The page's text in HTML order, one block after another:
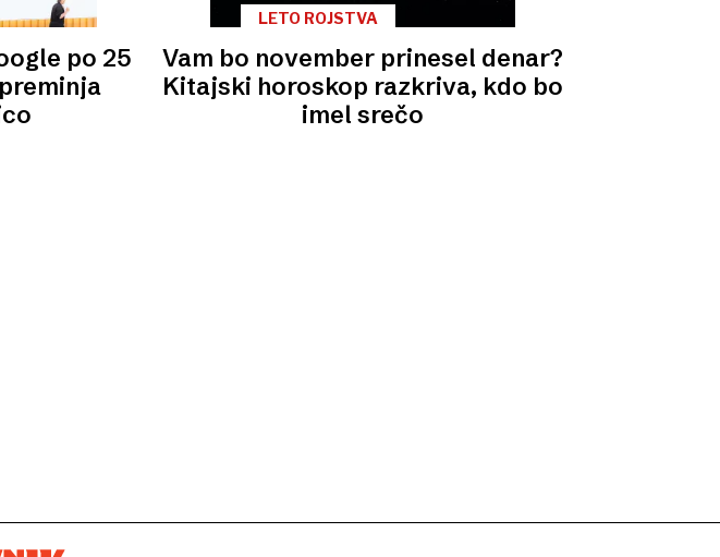
po 25
LETO ROJSTVA
Vam bo november prinesel denar?
Kitajski horoskop razkriva, kdo bo
imel srečo